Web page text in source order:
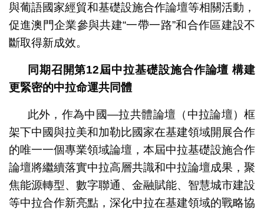
與葡語國家經貿和基礎設施合作論壇等相關活動，
促進澳門企業參與共建“一帶一路”和合作區建設不
斷取得新成效。
同期召開第12屆中拉基礎設施合作論壇 構建
更緊密的中拉命運共同體
此外，作為中國—拉共體論壇（中拉論壇）框
架下中國與拉美和加勒比國家在基建領域開展合作
的唯一一個專業領域論壇，本屆中拉基礎設施合作
論壇將繼續落實中拉高層共識和中拉論壇成果，聚
焦能源轉型、數字聯通、金融賦能、智慧城市建設
等中拉合作新亮點，深化中拉在基建領域的戰略協